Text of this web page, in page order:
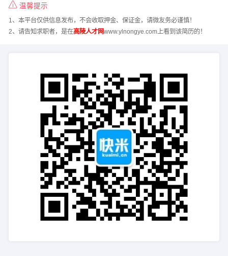
温馨提示
1、本平台仅供信息发布，不会收取押金、保证金，请微友务必谨慎！
2、请告知求职者，是在高陵人才网www.ylnongye.com上看到该简历的！